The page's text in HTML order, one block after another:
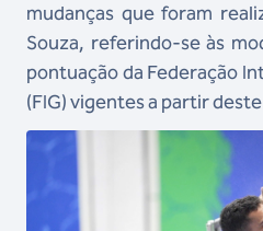
mudanças que foram
Souza, referindo-se às
pontuação da Federação
(FIG) vigentes a partir